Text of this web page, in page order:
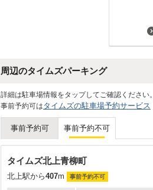
周辺のタイムズパーキング
詳細は駐車場情報をタップしてご確認ください。
事前予約可はタイムズの駐車場予約サービス
事前予約可 事前予約不可
タイムズ北上青柳町
北上駅から407m 事前予約不可